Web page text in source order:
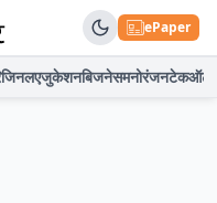
ePaper
एजुकेशनबिजनेसमनोरंजनटेकऑटो